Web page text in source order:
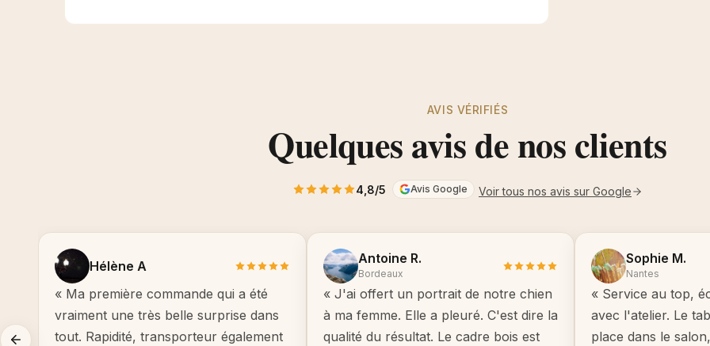
AVIS VÉRIFIÉS
Quelques avis de nos clients
4,8/5 Avis Google Voir tous nos avis sur Google
Hélène A
« Ma première commande qui a été
vraiment une très belle surprise dans
tout. Rapidité, transporteur également
Antoine R.
Bordeaux
« J'ai offert un portrait de notre chien
à ma femme. Elle a pleuré. C'est dire la
qualité du résultat. Le cadre bois est
Sophie M.
Nantes
« Service au top,
avec l'atelier. Le
place dans le